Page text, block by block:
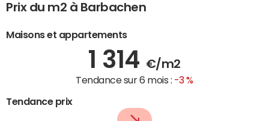
Prix du m2 à Barbachen
Maisons et appartements
1 314 €/m2
Tendance sur 6 mois : -3 %
Tendance prix